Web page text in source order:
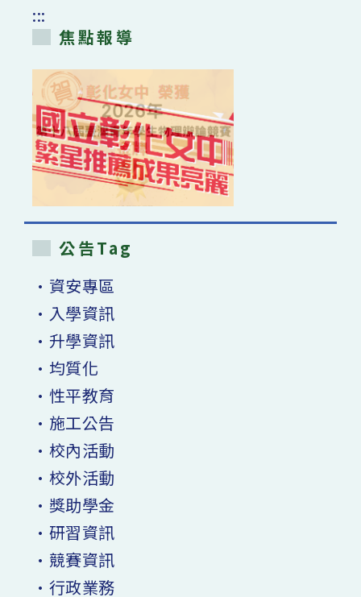
:::
焦點報導
公告Tag
•資安專區
•入學資訊
•升學資訊
•均質化
•性平教育
•施工公告
•校內活動
•校外活動
•獎助學金
•研習資訊
•競賽資訊
•行政業務